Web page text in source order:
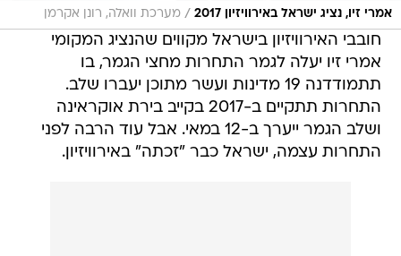
אמרי זיו, נציג ישראל באירוויזיון 2017 / מערכת וואלה, רונן אקרמן
חובבי האירוויזיון בישראל מקווים שהנציג המקומי
אמרי זיו יעלה לגמר התחרות מחצי הגמר, בו
תתמודדנה 19 מדינות ועשר מתוכן יעברו שלב.
התחרות תתקיים ב-2017 בקייב בירת אוקראינה
ושלב הגמר ייערך ב-12 במאי. אבל עוד הרבה לפני
התחרות עצמה, ישראל כבר "זכתה" באירוויזיון.